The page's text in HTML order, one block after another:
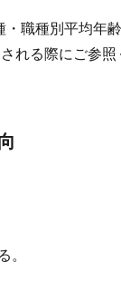
職種別平均年齢
れる際にご参照